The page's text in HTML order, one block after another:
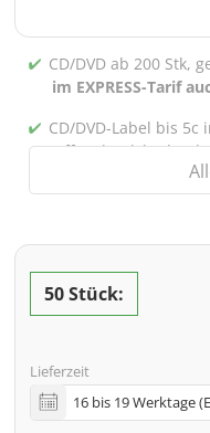
CD/DVD ab 200 Stk,
im EXPRESS-Tarif
CD/DVD-Label bis
Offsetdruck
inkl. PREMIUM
Screenproof bzw.
inkl. Glasmaster (bei
Adresse
50 Stück:
Lieferzeit